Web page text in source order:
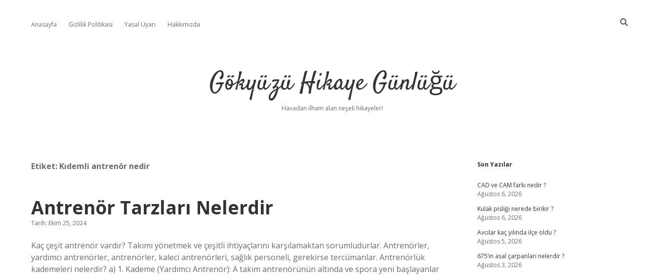
Anasayfa Gizlilik Politikası Yasal Uyarı Hakkımızda
Gökyüzü Hikaye Günlüğü
Havadan ilham alan neşeli hikayeler!
Etiket: Kıdemli antrenör nedir
Antrenör Tarzları Nelerdir
Tarih: Ekim 25, 2024
Kaç çeşit antrenör vardır? Takımı yönetmek ve çeşitli ihtiyaçlarını karşılamaktan sorumludurlar. Antrenörler,
yardımcı antrenörler, antrenörler, kaleci antrenörleri, sağlık personeli, gerekirse tercümanlar. Antrenörlük
kademeleri nelerdir? a) 1. Kademe (Yardımcı Antrenör): A takım antrenörünün altında ve spora yeni başlayanlar
Sidebar
Son Yazılar
CAD ve CAM farkı nedir ?
Ağustos 6, 2026
Kulak pisliği nerede birikir ?
Ağustos 6, 2026
Avcılar kaç yılında ilçe oldu ?
Ağustos 5, 2026
675’in asal çarpanları nelerdir ?
Ağustos 3, 2026